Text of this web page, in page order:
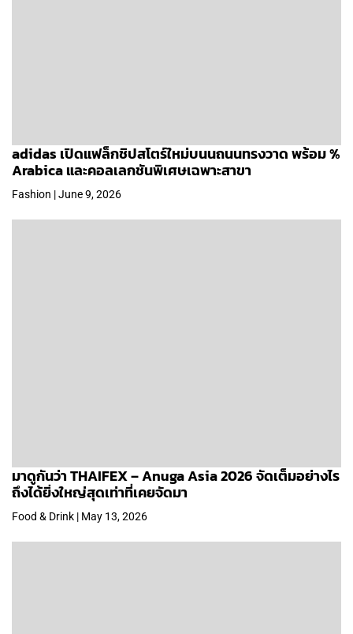
adidas เปิดแฟล็กชิปสโตร์ใหม่บนนถนนทรงวาด พร้อม %
Arabica และคอลเลกชันพิเศษเฉพาะสาขา
Fashion | June 9, 2026
มาดูกันว่า THAIFEX – Anuga Asia 2026 จัดเต็มอย่างไร
ถึงได้ยิ่งใหญ่สุดเท่าที่เคยจัดมา
Food & Drink | May 13, 2026